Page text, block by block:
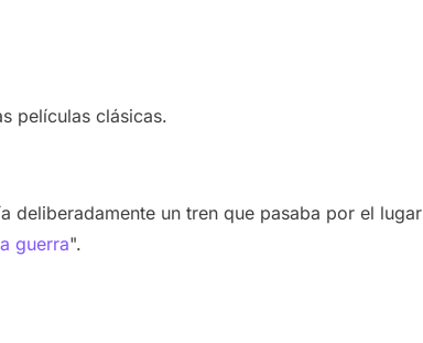
películas clásicas.
deliberadamente un tren que pasaba por el lugar
guerra".